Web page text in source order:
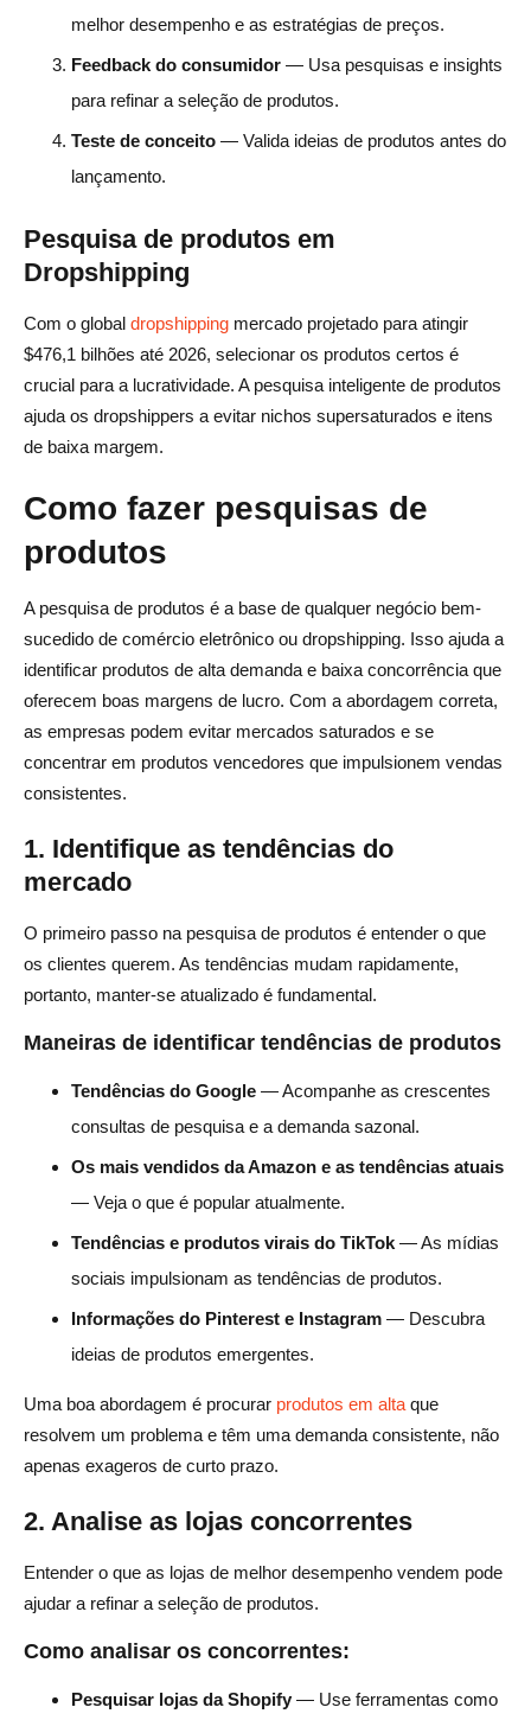
Qual é o futuro do Dropshipping em 2025?
Qual é o melhor método de pesquisa de produtos para
dropshipping?
Qual é a melhor estratégia para o Dropshipping?
melhor desempenho e as estratégias de preços.
Feedback do consumidor — Usa pesquisas e insights
para refinar a seleção de produtos.
Teste de conceito — Valida ideias de produtos antes do
lançamento.
Pesquisa de produtos em
Dropshipping
Com o global dropshipping mercado projetado para atingir
$476,1 bilhões até 2026, selecionar os produtos certos é
crucial para a lucratividade. A pesquisa inteligente de produtos
ajuda os dropshippers a evitar nichos supersaturados e itens
de baixa margem.
Como fazer pesquisas de
produtos
A pesquisa de produtos é a base de qualquer negócio bem-
sucedido de comércio eletrônico ou dropshipping. Isso ajuda a
identificar produtos de alta demanda e baixa concorrência que
oferecem boas margens de lucro. Com a abordagem correta,
as empresas podem evitar mercados saturados e se
concentrar em produtos vencedores que impulsionem vendas
consistentes.
1. Identifique as tendências do
mercado
O primeiro passo na pesquisa de produtos é entender o que
os clientes querem. As tendências mudam rapidamente,
portanto, manter-se atualizado é fundamental.
Maneiras de identificar tendências de produtos
Tendências do Google — Acompanhe as crescentes
consultas de pesquisa e a demanda sazonal.
Os mais vendidos da Amazon e as tendências atuais
— Veja o que é popular atualmente.
Tendências e produtos virais do TikTok — As mídias
sociais impulsionam as tendências de produtos.
Informações do Pinterest e Instagram — Descubra
ideias de produtos emergentes.
Uma boa abordagem é procurar produtos em alta que
resolvem um problema e têm uma demanda consistente, não
apenas exageros de curto prazo.
2. Analise as lojas concorrentes
Entender o que as lojas de melhor desempenho vendem pode
ajudar a refinar a seleção de produtos.
Como analisar os concorrentes:
Pesquisar lojas da Shopify — Use ferramentas como